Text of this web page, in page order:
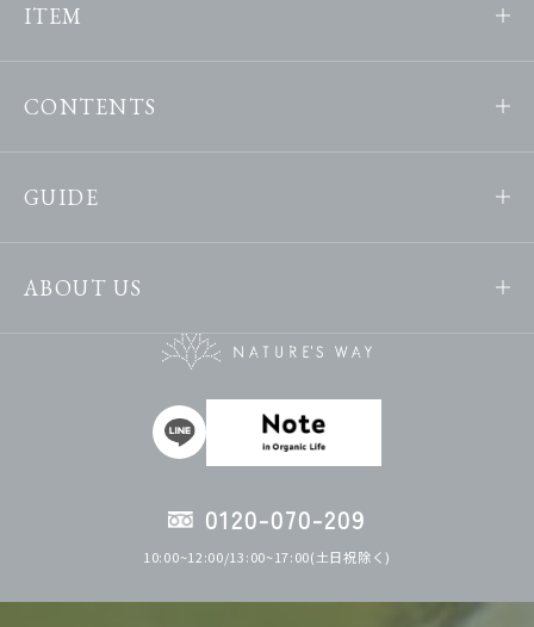
ITEM
CONTENTS
GUIDE
ABOUT US
0120-070-209
10:00~12:00/13:00~17:00(土日祝除く)